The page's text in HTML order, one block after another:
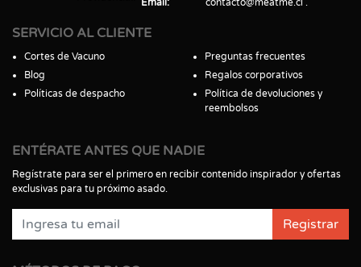
Email
contacto@meatme.cl
SERVICIO AL CLIENTE
Cortes de Vacuno
Blog
Políticas de despacho
Preguntas frecuentes
Regalos corporativos
Política de devoluciones y
reembolsos
ENTÉRATE ANTES QUE NADIE
Regístrate para ser el primero en recibir contenido inspirador y ofertas
exclusivas para tu próximo asado.
Registrar